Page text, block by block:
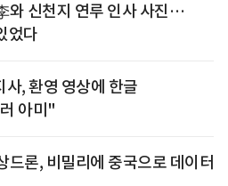
와 신천지 연루 인사 사진…
었다
, 환영 영상에 한글
아미"
드론, 비밀리에 중국으로 데이터